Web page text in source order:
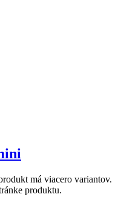
má viacero variantov.
produktu.